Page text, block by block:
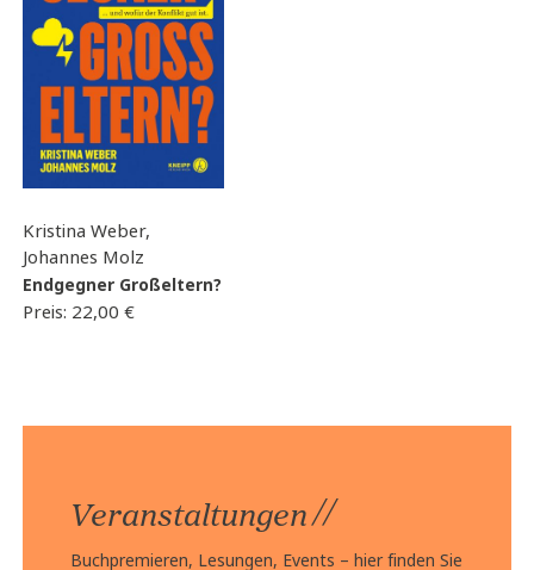
Kristina Weber,
Johannes Molz
Endgegner Großeltern?
Preis: 22,00 €
Veranstaltungen //
Buchpremieren, Lesungen, Events – hier finden Sie